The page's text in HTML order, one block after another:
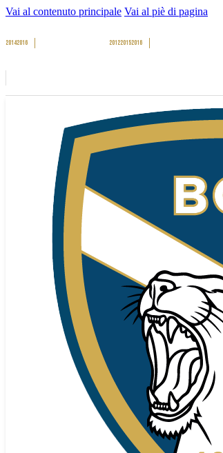
Vai al contenuto principale Vai al piè di pagina
20142016 201220152016